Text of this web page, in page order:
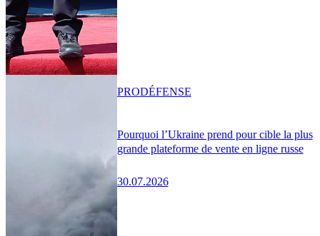
Pourquoi l’Ukraine prend pour cible la plus
grande plateforme de vente en ligne russe
30.07.2026
PRODÉFENSE